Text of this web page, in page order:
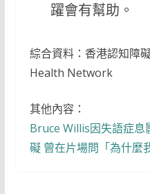
躍會有幫助。
綜合資料：香港認知障
Health Network
其他內容：
Bruce Willis因失語症息
礙 曾在片場問「為什麼